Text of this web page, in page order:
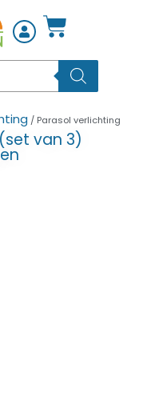
/ Parasol verlichting
van 3)